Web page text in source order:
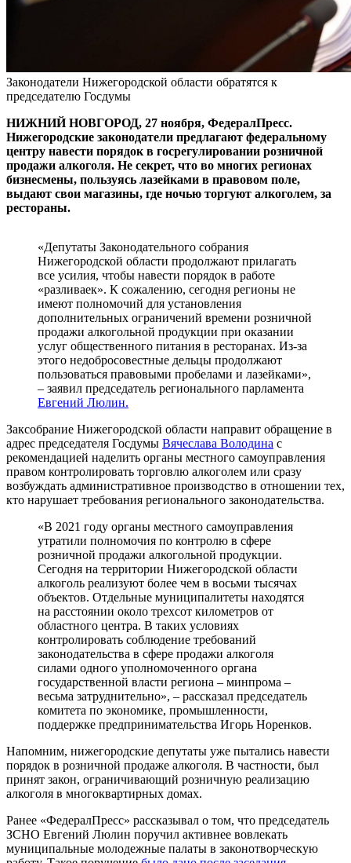
Законодатели Нижегородской области обратятся к
председателю Госдумы
НИЖНИЙ НОВГОРОД, 27 ноября, ФедералПресс.
Нижегородские законодатели предлагают федеральному
центру навести порядок в госрегулировании розничной
продажи алкоголя. Не секрет, что во многих регионах
бизнесмены, пользуясь лазейками в правовом поле,
выдают свои магазины, где ночью торгуют алкоголем, за
рестораны.
«Депутаты Законодательного собрания
Нижегородской области продолжают прилагать
все усилия, чтобы навести порядок в работе
«разливаек». К сожалению, сегодня регионы не
имеют полномочий для установления
дополнительных ограничений времени розничной
продажи алкогольной продукции при оказании
услуг общественного питания в ресторанах. Из-за
этого недобросовестные дельцы продолжают
пользоваться правовыми пробелами и лазейками»,
– заявил председатель регионального парламента
Евгений Люлин.
Заксобрание Нижегородской области направит обращение в
адрес председателя Госдумы Вячеслава Володина с
рекомендацией наделить органы местного самоуправления
правом контролировать торговлю алкоголем или сразу
возбуждать административное производство в отношении тех,
кто нарушает требования регионального законодательства.
«В 2021 году органы местного самоуправления
утратили полномочия по контролю в сфере
розничной продажи алкогольной продукции.
Сегодня на территории Нижегородской области
алкоголь реализуют более чем в восьми тысячах
объектов. Отдельные муниципалитеты находятся
на расстоянии около трехсот километров от
областного центра. В таких условиях
контролировать соблюдение требований
законодательства в сфере продажи алкоголя
силами одного уполномоченного органа
государственной власти региона – минпрома –
весьма затруднительно», – рассказал председатель
комитета по экономике, промышленности,
поддержке предпринимательства Игорь Норенков.
Напомним, нижегородские депутаты уже пытались навести
порядок в розничной продаже алкоголя. В частности, был
принят закон, ограничивающий розничную реализацию
алкоголя в многоквартирных домах.
Ранее «ФедералПресс» рассказывал о том, что председатель
ЗСНО Евгений Люлин поручил активнее вовлекать
муниципальные молодежные палаты в законотворческую